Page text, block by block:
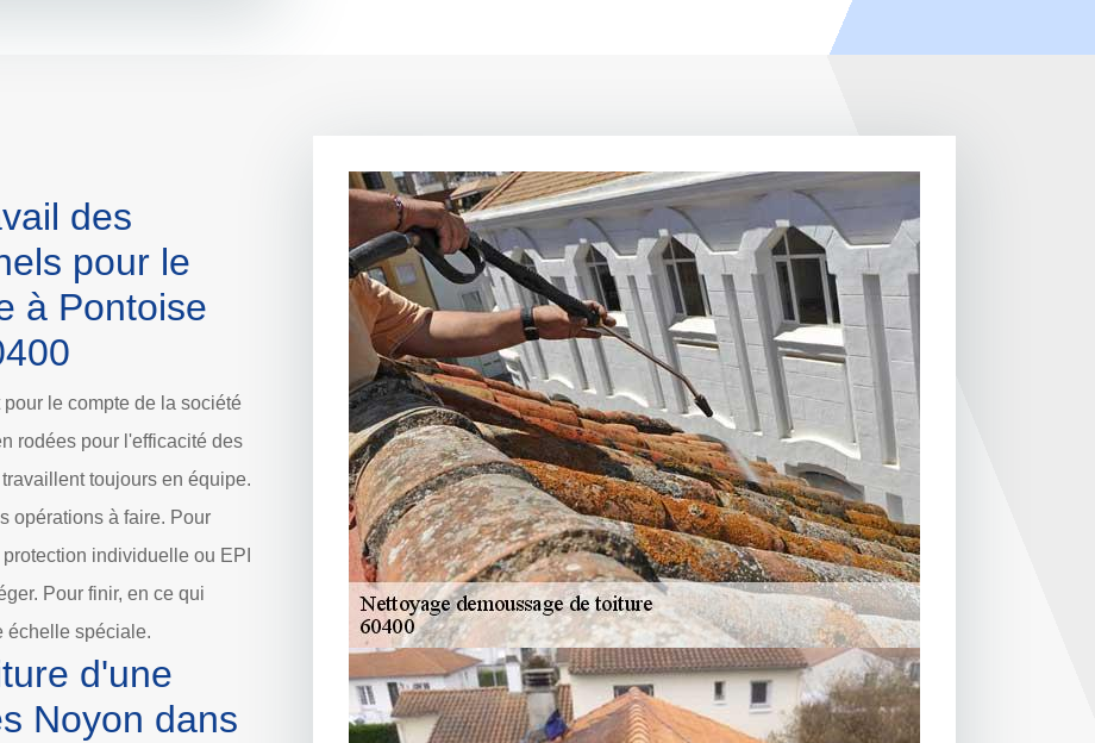
des
pour le
à Pontoise
le compte de la société
rodées pour l'efficacité des
toujours en équipe.
opérations à faire. Pour
individuelle ou EPI
Pour finir, en ce qui
échelle spéciale.
d'une
Noyon dans